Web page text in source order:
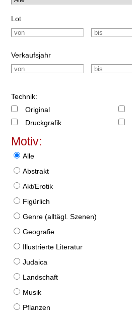
Lot
Verkaufsjahr
Technik:
Original
Druckgrafik
Motiv:
Alle
Abstrakt
Akt/Erotik
Figürlich
Genre (alltägl. Szenen)
Geografie
Illustrierte Literatur
Judaica
Landschaft
Musik
Pflanzen